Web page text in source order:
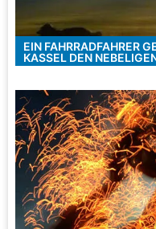
EIN FAHRRADFAHRER
ASSEL DEN NEBELIGEN